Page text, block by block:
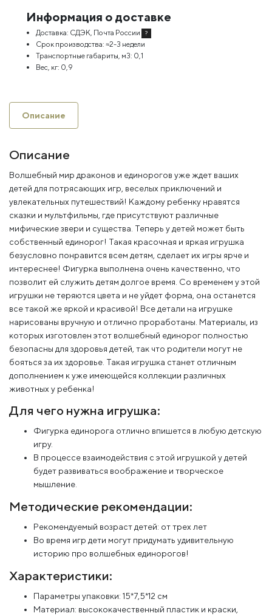
Информация о доставке
Доставка: СДЭК, Почта России ?
Срок производства: ≈2-3 недели
Транспортные габариты, м3: 0,1
Вес, кг: 0,9
Описание
Описание
Волшебный мир драконов и единорогов уже ждет ваших
детей для потрясающих игр, веселых приключений и
увлекательных путешествий! Каждому ребенку нравятся
сказки и мультфильмы, где присутствуют различные
мифические звери и существа. Теперь у детей может быть
собственный единорог! Такая красочная и яркая игрушка
безусловно понравится всем детям, сделает их игры ярче и
интереснее! Фигурка выполнена очень качественно, что
позволит ей служить детям долгое время. Со временем у этой
игрушки не теряются цвета и не уйдет форма, она останется
все такой же яркой и красивой! Все детали на игрушке
нарисованы вручную и отлично проработаны. Материалы, из
которых изготовлен этот волшебный единорог полностью
безопасны для здоровья детей, так что родители могут не
бояться за их здоровье. Такая игрушка станет отличным
дополнением к уже имеющейся коллекции различных
животных у ребенка!
Для чего нужна игрушка:
Фигурка единорога отлично впишется в любую детскую
игру.
В процессе взаимодействия с этой игрушкой у детей
будет развиваться воображение и творческое
мышление.
Методические рекомендации:
Рекомендуемый возраст детей: от трех лет
Во время игр дети могут придумать удивительную
историю про волшебных единорогов!
Характеристики:
Параметры упаковки: 15*7,5*12 см
Материал: высококачественный пластик и краски,